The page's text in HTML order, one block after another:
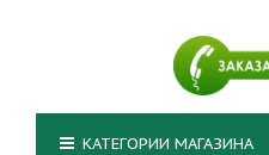
КАТЕГОРИИ МАГАЗИНА